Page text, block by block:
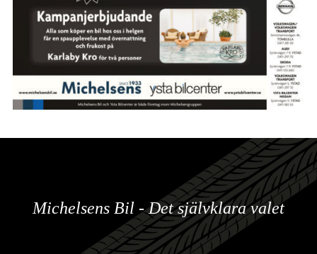
Michelsens Bil - Det självklara valet